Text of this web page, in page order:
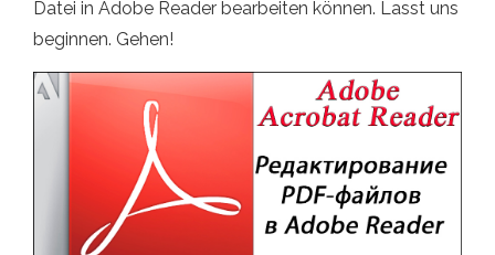
Datei in Adobe Reader bearbeiten können. Lasst uns
beginnen. Gehen!